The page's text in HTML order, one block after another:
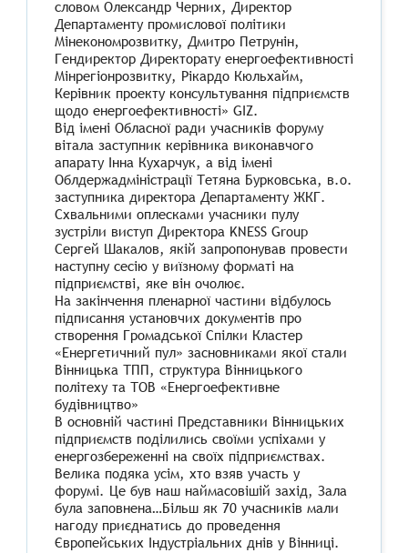
словом Олександр Черних, Директор
Департаменту промислової політики
Мінекономрозвитку, Дмитро Петрунін,
Гендиректор Директорату енергоефективності
Мінрегіонрозвитку, Рікардо Кюльхайм,
Керівник проекту консультування підприємств
щодо енергоефективності» GIZ.
Від імені Обласної ради учасників форуму
вітала заступник керівника виконавчого
апарату Інна Кухарчук, а від імені
Облдержадміністрації Тетяна Бурковська, в.о.
заступника директора Департаменту ЖКГ.
Схвальними оплесками учасники пулу
зустріли виступ Директора KNESS Group
Сергей Шакалов, якій запропонував провести
наступну сесію у виїзному форматі на
підприємстві, яке він очолює.
На закінчення пленарної частини відбулось
підписання установчих документів про
створення Громадської Спілки Кластер
«Енергетичний пул» засновниками якої стали
Вінницька ТПП, структура Вінницького
політеху та ТОВ «Енергоефективне
будівництво»
В основній частині Представники Вінницьких
підприємств поділились своїми успіхами у
енергозбереженні на своїх підприємствах.
Велика подяка усім, хто взяв участь у
форумі. Це був наш наймасовішій захід, Зала
була заповнена…Більш як 70 учасників мали
нагоду приєднатись до проведення
Європейських Індустріальних днів у Вінниці.